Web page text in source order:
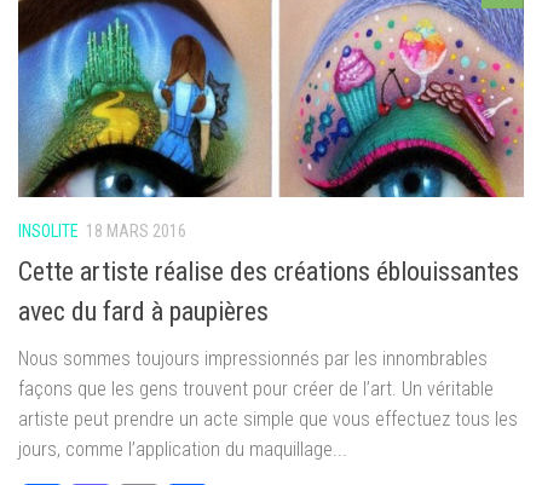
INSOLITE 18 MARS 2016
Cette artiste réalise des créations éblouissantes
avec du fard à paupières
Nous sommes toujours impressionnés par les innombrables
façons que les gens trouvent pour créer de l’art. Un véritable
artiste peut prendre un acte simple que vous effectuez tous les
jours, comme l’application du maquillage...